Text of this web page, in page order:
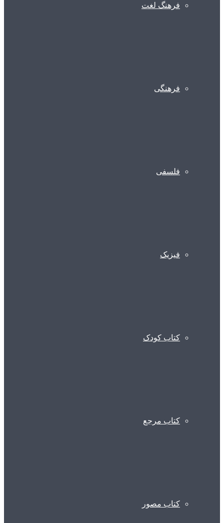
فرهنگ لغت
فرهنگی
فلسفی
فیزیک
کتاب کودک
کتاب مرجع
کتاب مصور